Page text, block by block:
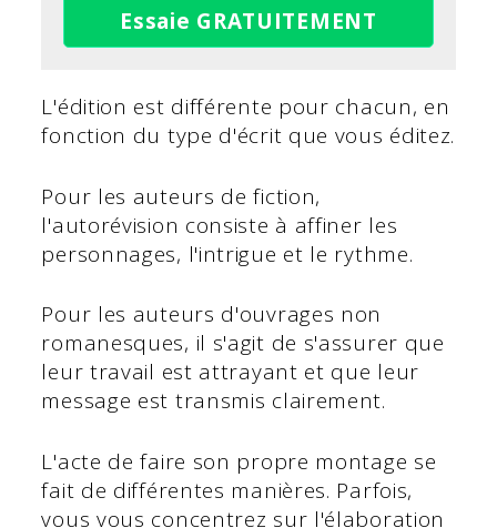
Essaie GRATUITEMENT
L'édition est différente pour chacun, en
fonction du type d'écrit que vous éditez.
Pour les auteurs de fiction,
l'autorévision consiste à affiner les
personnages, l'intrigue et le rythme.
Pour les auteurs d'ouvrages non
romanesques, il s'agit de s'assurer que
leur travail est attrayant et que leur
message est transmis clairement.
L'acte de faire son propre montage se
fait de différentes manières. Parfois,
vous vous concentrez sur l'élaboration